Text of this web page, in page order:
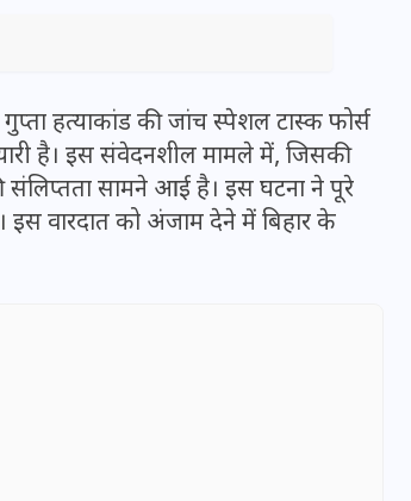
हत्याकांड की जांच स्पेशल टास्क फोर्स
है। इस संवेदनशील मामले में, जिसकी
सामने आई है। इस घटना ने पूरे
इस वारदात को अंजाम देने में बिहार के